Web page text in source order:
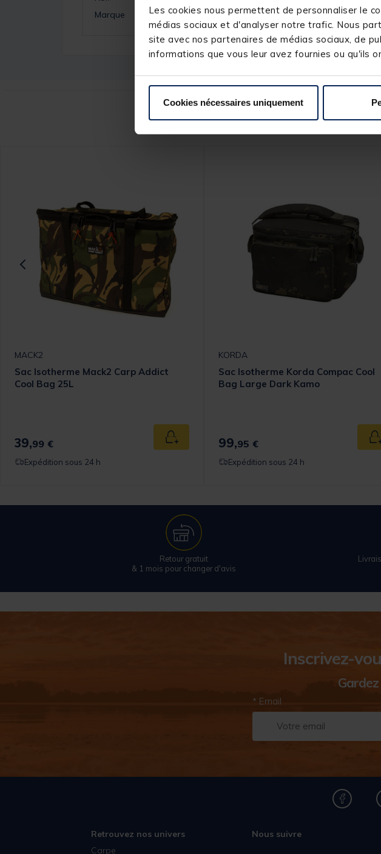
Les cookies nous permettent de personnaliser le
médias sociaux et d'analyser notre trafic. Nous
site avec nos partenaires de médias sociaux, de
informations que vous leur avez fournies ou qu'ils
Cookies nécessaires uniquement
Marque
Ces produits
panier
MACK2
Sac Isotherme Mack2 Carp Addict
Cool Bag 25L
39,99 € Ajouter au panier
Expédition sous 24 h
KORDA
Sac Isotherme Korda Compac Cool
Bag Large Dark Kamo
99,95 €
Expédition sous 24 h
Retour gratuit
& 1 mois pour changer d'avis
Inscrivez-
Gardez
* Email
Retrouvez nos univers
Carpe
Nous suivre